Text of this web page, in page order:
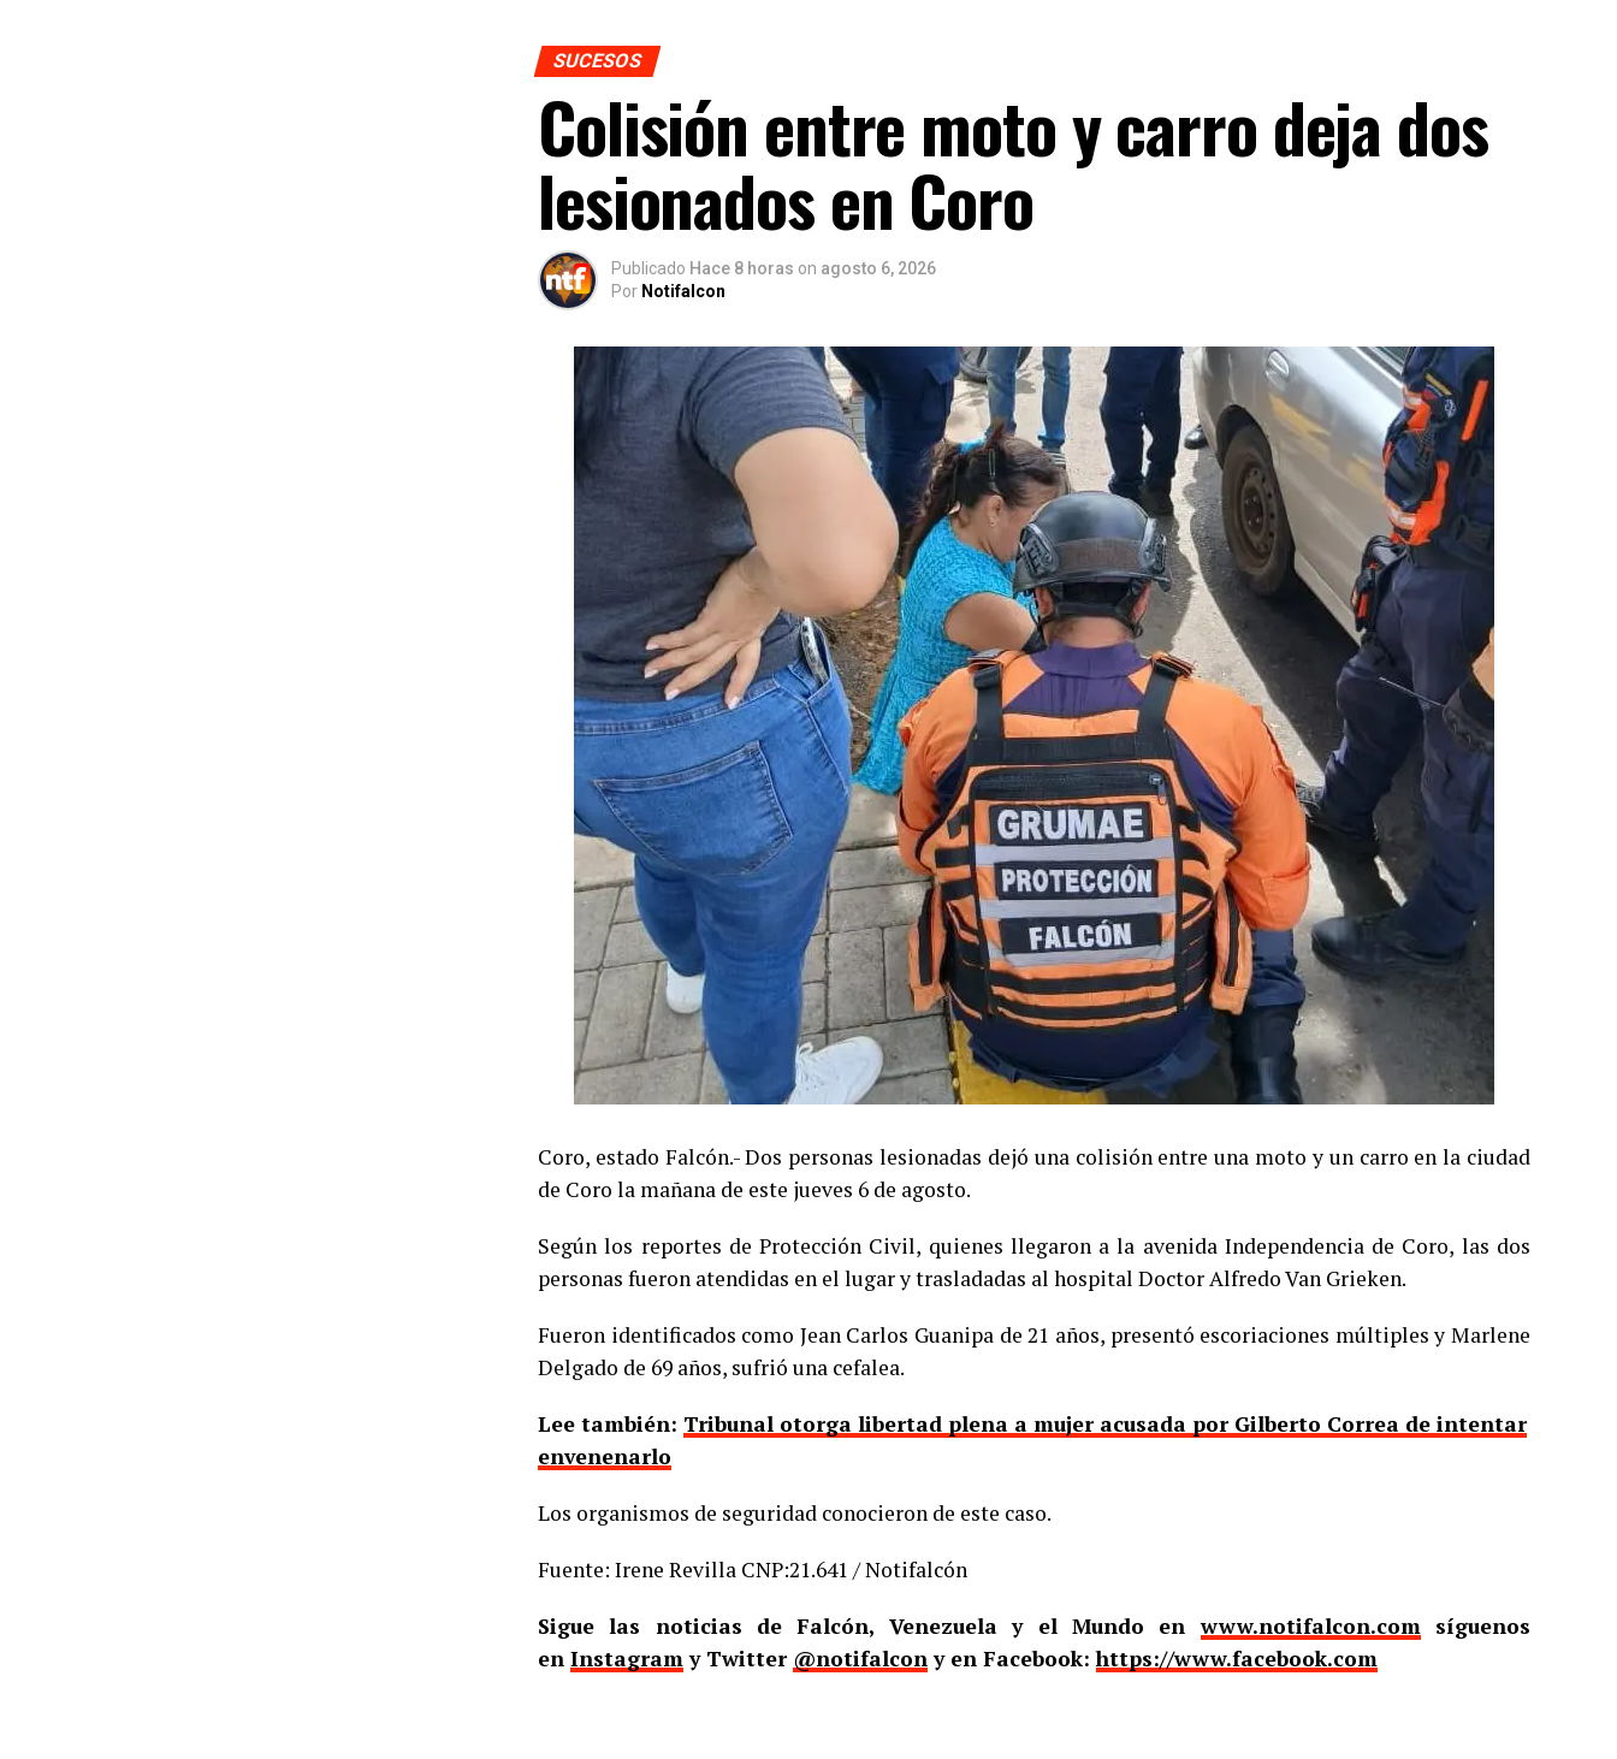
SUCESOS
Colisión entre moto y carro deja dos
lesionados en Coro
Publicado Hace 8 horas on agosto 6, 2026
Por Notifalcon
Coro, estado Falcón.- Dos personas lesionadas dejó una colisión entre una moto y un carro en la ciudad
de Coro la mañana de este jueves 6 de agosto.
Según los reportes de Protección Civil, quienes llegaron a la avenida Independencia de Coro, las dos
personas fueron atendidas en el lugar y trasladadas al hospital Doctor Alfredo Van Grieken.
Fueron identificados como Jean Carlos Guanipa de 21 años, presentó escoriaciones múltiples y Marlene
Delgado de 69 años, sufrió una cefalea.
Lee también: Tribunal otorga libertad plena a mujer acusada por Gilberto Correa de intentar
envenenarlo
Los organismos de seguridad conocieron de este caso.
Fuente: Irene Revilla CNP:21.641 / Notifalcón
Sigue las noticias de Falcón, Venezuela y el Mundo enwww.notifalcon.comsíguenos
en Instagramy Twitter @notifalcony en Facebook:https://www.facebook.com